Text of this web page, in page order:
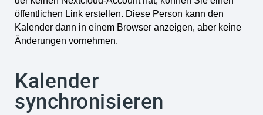
öffentlichen Link erstellen. Diese Person kann den
Kalender dann in einem Browser anzeigen, aber keine
Änderungen vornehmen.
Kalender
synchronisieren